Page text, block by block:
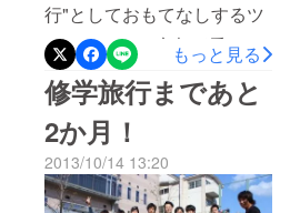
す。 東海道の始終点でもあ
る三条大橋の東にある宿
で、 宮城県や、岩手県の高
校の修学旅行でも 実際に利
用されているんです。 プロ
ジェクトでの宿泊は12月14
行"としておもてなしするツ
アーイベント 京都゛愛
（きょうどあい） ついに参
加者の募集を開始しまし
た！ 関西の学生のみなさ
ん！ 東北の学生のみなさ
ん！ みなさんのご参加をお
もっと見る
修学旅行まであと
2か月！
2013/10/14 13:20